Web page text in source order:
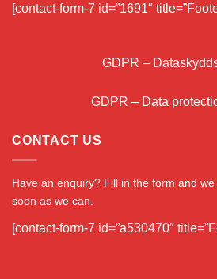
[contact-form-7 id=”1691″
GDPR –
GDPR – Data
CONTACT US
Have an enquiry? Fill in the form and
soon as we can.
[contact-form-7 id=”a530470″